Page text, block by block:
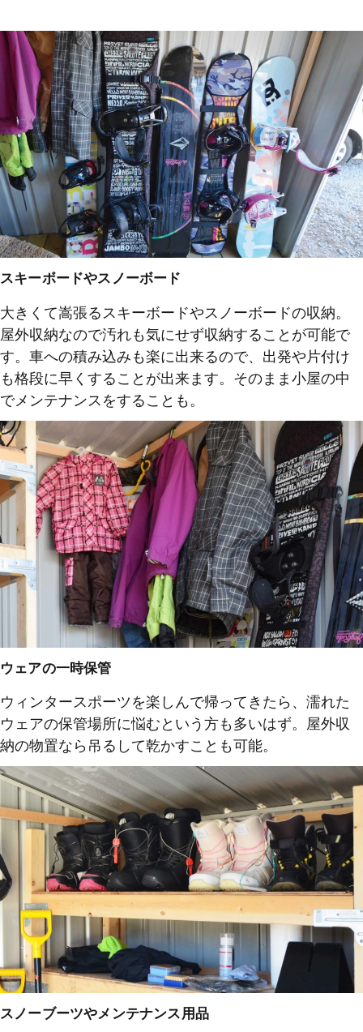
スキーボードやスノーボード
大きくて嵩張るスキーボードやスノーボードの収納。
屋外収納なので汚れも気にせず収納することが可能で
す。車への積み込みも楽に出来るので、出発や片付け
も格段に早くすることが出来ます。そのまま小屋の中
でメンテナンスをすることも。
ウェアの一時保管
ウィンタースポーツを楽しんで帰ってきたら、濡れた
ウェアの保管場所に悩むという方も多いはず。屋外収
納の物置なら吊るして乾かすことも可能。
スノーブーツやメンテナンス用品